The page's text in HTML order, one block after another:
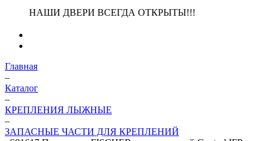
НАШИ ДВЕРИ ВСЕГДА ОТКРЫТЫ!!!
Главная
–
Каталог
–
КРЕПЛЕНИЯ ЛЫЖНЫЕ
–
ЗАПАСНЫЕ ЧАСТИ ДЛЯ КРЕПЛЕНИЙ